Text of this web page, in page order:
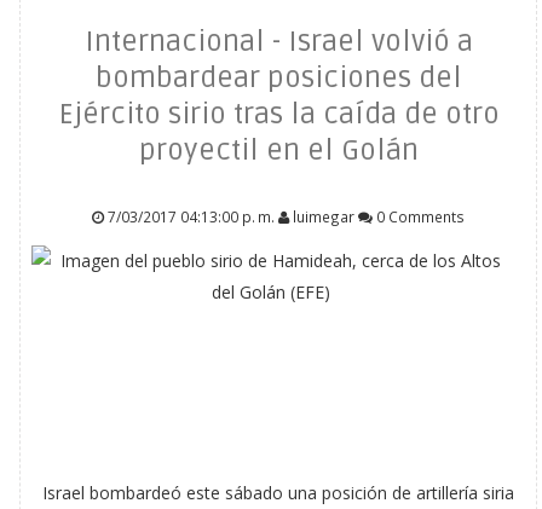
Internacional - Israel volvió a
bombardear posiciones del
Ejército sirio tras la caída de otro
proyectil en el Golán
7/03/2017 04:13:00 p. m. luimegar 0 Comments
Israel bombardeó este sábado una posición de artillería siria